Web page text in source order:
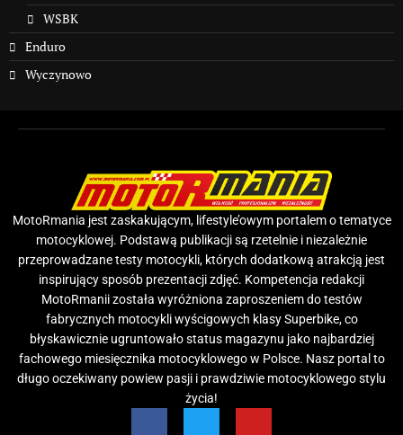
WSBK
Enduro
Wyczynowo
MotoRmania jest zaskakującym, lifestyle’owym portalem o tematyce
motocyklowej. Podstawą publikacji są rzetelnie i niezależnie
przeprowadzane testy motocykli, których dodatkową atrakcją jest
inspirujący sposób prezentacji zdjęć. Kompetencja redakcji
MotoRmanii została wyróżniona zaproszeniem do testów
fabrycznych motocykli wyścigowych klasy Superbike, co
błyskawicznie ugruntowało status magazynu jako najbardziej
fachowego miesięcznika motocyklowego w Polsce. Nasz portal to
długo oczekiwany powiew pasji i prawdziwie motocyklowego stylu
życia!